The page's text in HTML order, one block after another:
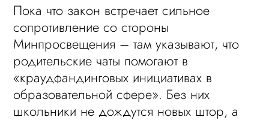
Пока что закон встречает сильное
сопротивление со стороны
Минпросвещения – там указывают, что
родительские чаты помогают в
«краудфандинговых инициативах в
образовательной сфере». Без них
школьники не дождутся новых штор, а